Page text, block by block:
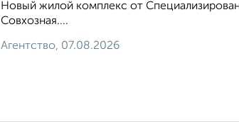
Новый жилой комплекс от
Совхозная....
Агентство, 07.08.2026